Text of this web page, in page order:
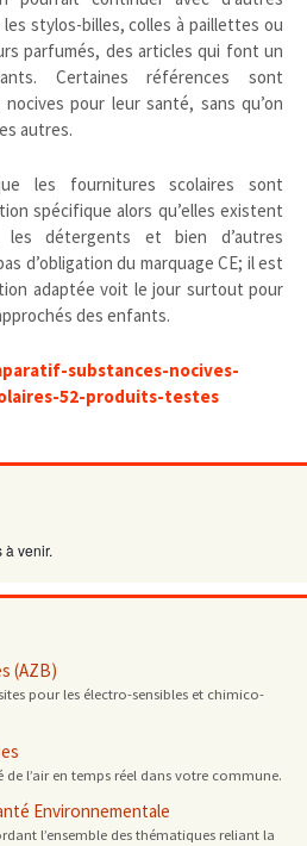
stylos-billes, colles à paillettes ou
parfumés, des articles qui font un
Certaines références sont
pour leur santé, sans qu’on
autres.
les fournitures scolaires sont
spécifique alors qu’elles existent
détergents et bien d’autres
d’obligation du marquage CE; il est
adaptée voit le jour surtout pour
des enfants.
substances-nocives-
52-produits-testes
à venir.
(AZB)
pour les électro-sensibles et chimico-
de l’air en temps réel dans votre commune.
Environnementale
l’ensemble des thématiques reliant la